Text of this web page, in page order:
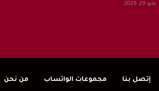
مايو 29, 2026
إتصل بنا مجموعات الواتساب من نحن